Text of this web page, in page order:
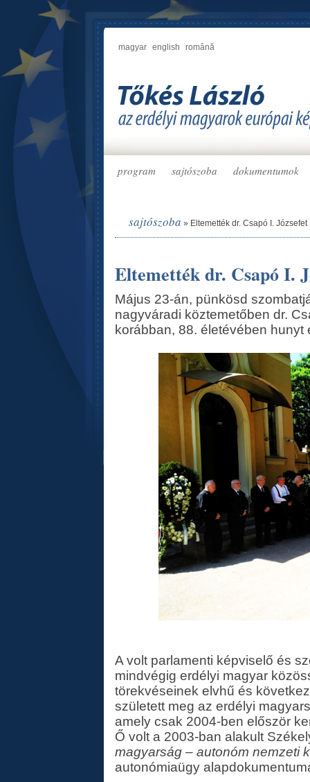
magyar english română
program sajtószoba dokumentumok
sajtószoba » Eltemették dr. Csapó I. Józsefet
Eltemették dr. Csapó I.
Május 23-án, pünkösd
nagyváradi köztemetőben dr.
korábban, 88. életévében hunyt
A volt parlamenti képviselő és
mindvégig erdélyi magyar
törekvéseinek elvhű és
született meg az erdélyi
amely csak 2004-ben először
Ő volt a 2003-ban alakult
magyarság – autonóm nemzeti
autonómiaügy